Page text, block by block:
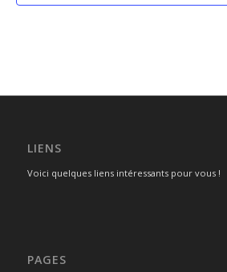
LIENS
Voici quelques liens intéressants pour vous !
PAGES